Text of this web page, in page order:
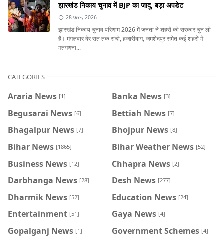
झारखंड निकाय चुनाव में BJP का जादू, बड़ा अपडेट
28 फ़र॰, 2026
झारखंड निकाय चुनाव परिणाम 2026 में जनता ने शहरों की सरकार चुन ली
है। मंगलवार देर रात तक रांची, हजारीबाग, जमशेदपुर समेत कई शहरों में
मतगणना...
CATEGORIES
Araria News [1] Banka News [3]
Begusarai News [6] Bettiah News [7]
Bhagalpur News [7] Bhojpur News [8]
Bihar News [1865] Bihar Weather News [52]
Business News [12] Chhapra News [2]
Darbhanga News [28] Desh News [277]
Dharmik News [52] Education News [24]
Entertainment [51] Gaya News [4]
Gopalganj News [1] Government Schemes [4]